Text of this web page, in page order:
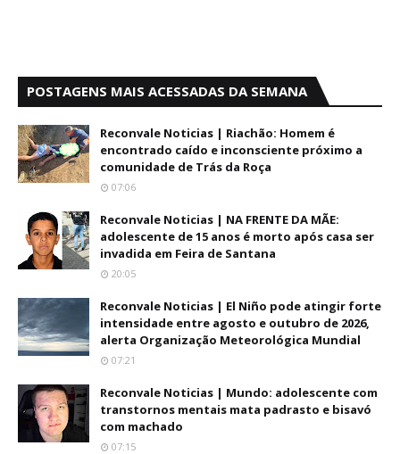
POSTAGENS MAIS ACESSADAS DA SEMANA
Reconvale Noticias | Riachão: Homem é
encontrado caído e inconsciente próximo a
comunidade de Trás da Roça
07:06
Reconvale Noticias | NA FRENTE DA MÃE:
adolescente de 15 anos é morto após casa ser
invadida em Feira de Santana
20:05
Reconvale Noticias | El Niño pode atingir forte
intensidade entre agosto e outubro de 2026,
alerta Organização Meteorológica Mundial
07:21
Reconvale Noticias | Mundo: adolescente com
transtornos mentais mata padrasto e bisavó
com machado
07:15